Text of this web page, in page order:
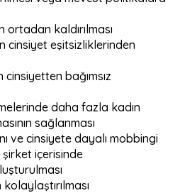
kaldırılması
cinsiyet eşitsizliklerinden
cinsiyetten bağımsız
daha fazla kadın
sağlanması
ve cinsiyete dayalı mobbingi
içerisinde